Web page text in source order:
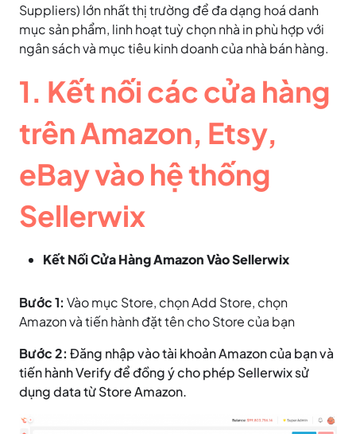
Suppliers) lớn nhất thị trường để đa dạng hoá danh
mục sản phẩm, linh hoạt tuỳ chọn nhà in phù hợp với
ngân sách và mục tiêu kinh doanh của nhà bán hàng.
1. Kết nối các cửa hàng
trên Amazon, Etsy,
eBay vào hệ thống
Sellerwix
Kết Nối Cửa Hàng Amazon Vào Sellerwix
Bước 1: Vào mục Store, chọn Add Store, chọn
Amazon và tiến hành đặt tên cho Store của bạn
Bước 2: Đăng nhập vào tài khoản Amazon của bạn và
tiến hành Verify để đồng ý cho phép Sellerwix sử
dụng data từ Store Amazon.